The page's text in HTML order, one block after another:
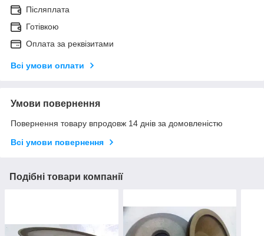
Післяплата
Готівкою
Оплата за реквізитами
Всі умови оплати
Умови повернення
Повернення товару впродовж 14 днів за домовленістю
Всі умови повернення
Подібні товари компанії